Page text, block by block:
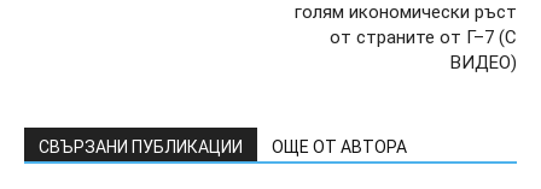
голям икономически ръст
от страните от Г–7 (С
ВИДЕО)
СВЪРЗАНИ ПУБЛИКАЦИИ ОЩЕ ОТ АВТОРА